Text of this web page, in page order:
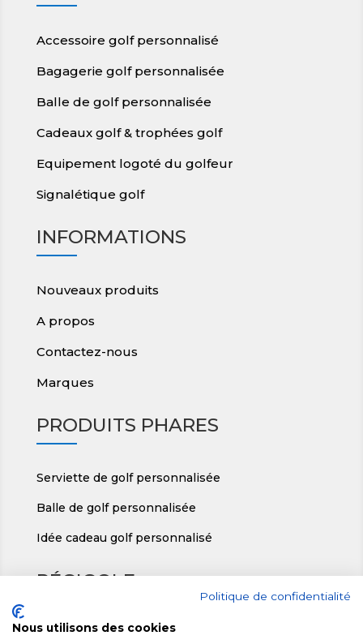
Accessoire golf personnalisé
Bagagerie golf personnalisée
Balle de golf personnalisée
Cadeaux golf & trophées golf
Equipement logoté du golfeur
Signalétique golf
INFORMATIONS
Nouveaux produits
A propos
Contactez-nous
Marques
PRODUITS PHARES
Serviette de golf personnalisée
Balle de golf personnalisée
Idée cadeau golf personnalisé
RÉGIGOLF
icRégigolf, Le Teillon 36140 Crozon/Vauvre
Politique de confidentialité
Nous utilisons des cookies